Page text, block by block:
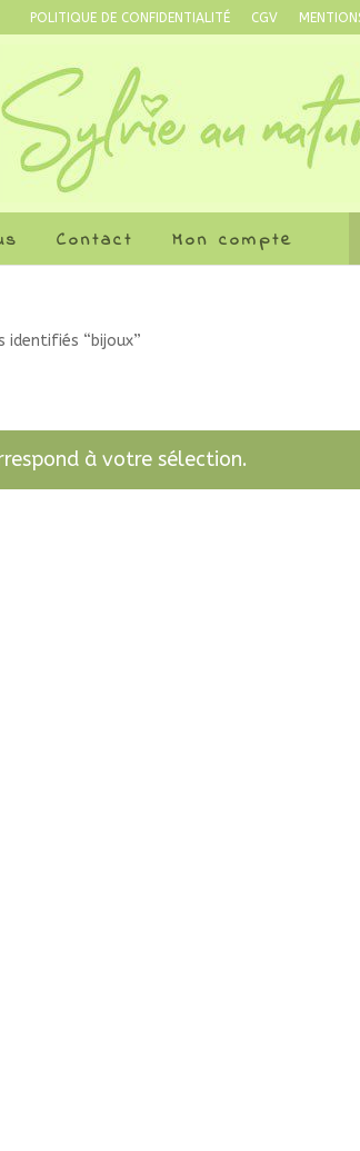
POLITIQUE DE CONFIDENTIALITÉ CGV
Contact Mon compte
identifiés “bijoux”
à votre sélection.